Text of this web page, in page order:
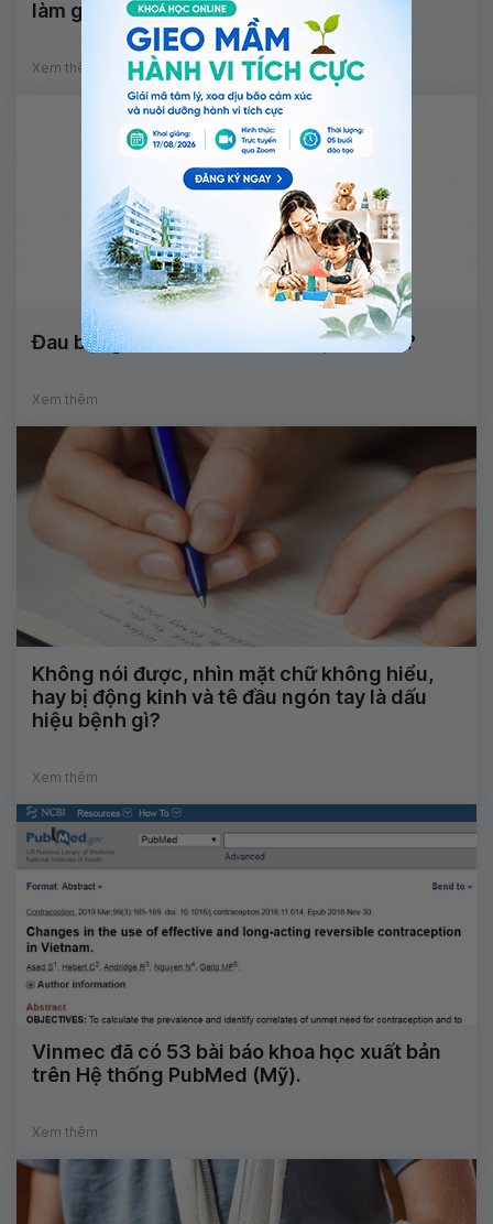
làm gì?
Xem thêm
Đau bụng dưới rốn bên trái là bị làm sao?
Xem thêm
Không nói được, nhìn mặt chữ không hiểu,
hay bị động kinh và tê đầu ngón tay là dấu
hiệu bệnh gì?
Xem thêm
Vinmec đã có 53 bài báo khoa học xuất bản
trên Hệ thống PubMed (Mỹ).
Xem thêm